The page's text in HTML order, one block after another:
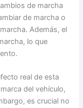
de marcha
de marcha o
Además, el
lo que
real de esta
del vehículo,
es crucial no